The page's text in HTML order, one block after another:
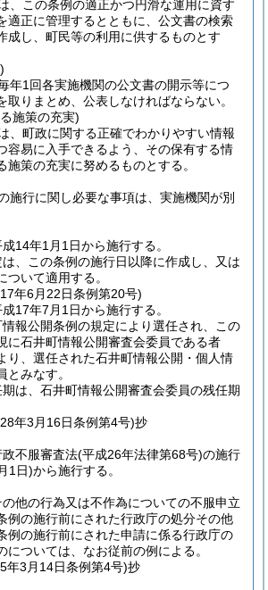
、この条例の適正かつ円滑な運用に資す
適正に管理するとともに、公文書の検索
成し、町民等の利用に供するものとす
年1回各実施機関の公文書の開示等につ
取りまとめ、公表しなければならない。
施策の充実)
、町政に関する正確でわかりやすい情報
容易に入手できるよう、その保有する情
施策の充実に努めるものとする。
施行に関し必要な事項は、実施機関が別
14年1月1日から施行する。
、この条例の施行日以降に作成し、又は
ついて適用する。
年6月22日条例第20号)
17年7月1日から施行する。
報公開条例の規定により選任され、この
に石井町情報公開審査会委員である者
り、選任された石井町情報公開・個人情
とみなす。
は、石井町情報公開審査会委員の残任期
年3月16日条例第4号)抄
不服審査法(平成26年法律第68号)の施行
1日)から施行する。
他の行為又は不作為についての不服申立
例の施行前にされた行政庁の処分その他
例の施行前にされた申請に係る行政庁の
については、なお従前の例による。
年3月14日条例第4号)抄